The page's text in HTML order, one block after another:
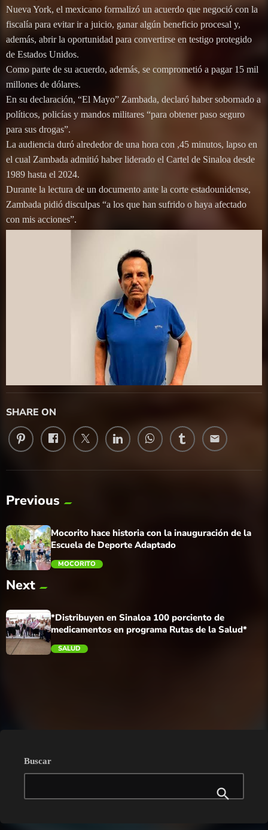
Nueva York, el mexicano formalizó un acuerdo que negoció con la
fiscalía para evitar ir a juicio, ganar algún beneficio procesal y,
además, abrir la oportunidad para convertirse en testigo protegido
de Estados Unidos.
Como parte de su acuerdo, además, se comprometió a pagar 15 mil
millones de dólares.
En su declaración, “El Mayo” Zambada, declaró haber sobornado a
políticos, policías y mandos militares “para obtener paso seguro
para sus drogas”.
La audiencia duró alrededor de una hora con ,45 minutos, lapso en
el cual Zambada admitió haber liderado el Cartel de Sinaloa desde
1989 hasta el 2024.
Durante la lectura de un documento ante la corte estadounidense,
Zambada pidió disculpas “a los que han sufrido o haya afectado
con mis acciones”.
SHARE ON
email
Previous
Mocorito hace historia con la inauguración de la
Escuela de Deporte Adaptado
MOCORITO
Next
*Distribuyen en Sinaloa 100 porciento de
medicamentos en programa Rutas de la Salud*
SALUD
Buscar